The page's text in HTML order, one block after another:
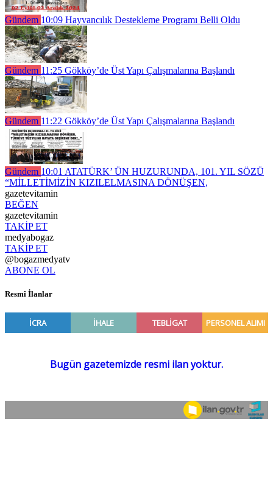
Gündem 10:09 Hayvancılık Destekleme Programı Belli Oldu
Gündem 11:25 Gökköy’de Üst Yapı Çalışmalarına Başlandı
Gündem 11:22 Gökköy’de Üst Yapı Çalışmalarına Başlandı
Gündem 10:01 ATATÜRK’ ÜN HUZURUNDA, 101. YIL SÖZÜ
“MİLLETİMİZİN KIZILELMASINA DÖNÜŞEN,
gazetevitamin
BEĞEN
gazetevitamin
TAKİP ET
medyabogaz
TAKİP ET
@bogazmedyatv
ABONE OL
Resmî İlanlar